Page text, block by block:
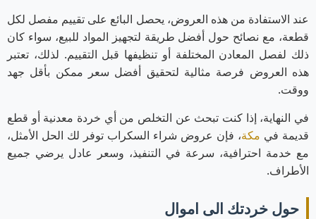
عند الاستفادة من هذه العروض، يحصل البائع على تقييم مفصل لكل
قطعة، مع نصائح حول أفضل طريقة لتجهيز المواد للبيع، سواء كان
ذلك لفصل المعادن المختلفة أو تنظيفها قبل التقييم. لذلك، تعتبر
هذه العروض فرصة مثالية لتحقيق أفضل سعر ممكن بأقل جهد
ووقت.
في النهاية، إذا كنت تبحث عن التخلص من أي خردة معدنية أو قطع
قديمة في مكة، فإن عروض شراء السكراب توفر لك الحل الأمثل،
مع خدمة احترافية، سرعة في التنفيذ، وسعر عادل يرضي جميع
الأطراف.
حول خردتك الى اموال